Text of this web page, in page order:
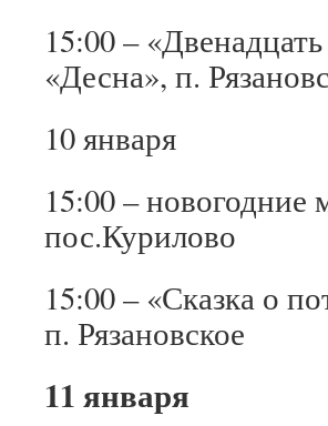
15:00 –
«Десна», п.
10 января
15:00 –
пос.Курилово
15:00 – «Сказка о
п. Рязановское
11 января